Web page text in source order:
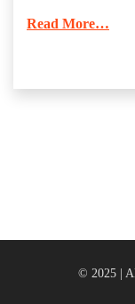
Read More…
© 2025 |